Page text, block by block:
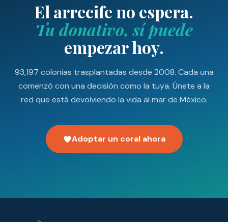
El arrecife no espera.
Tu donativo, sí puede
empezar hoy.
93,197 colonias trasplantadas desde 2008. Cada una
comenzó con una decisión como la tuya. Únete a la
red que está devolviendo la vida al mar de México.
Adoptar un coral ahora